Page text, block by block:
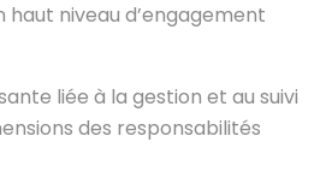
haut niveau d’engagement
liée à la gestion et au suivi
des responsabilités